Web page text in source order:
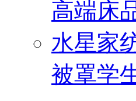
高端床
水星家
被罩学